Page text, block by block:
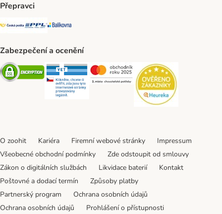
Přepravci
Česká pošta Shipping Method
PPL Shipping Method
Balíkovna Shipping Method
Zabezpečení a ocenění
Security Security Security
O zoohit Kariéra Firemní webové stránky
Impressum
Všeobecné obchodní podmínky
Zde odstoupit od smlouvy
Zákon o digitálních službách
Likvidace baterií
Kontakt
Poštovné a dodací termín
Způsoby platby
Partnerský program
Ochrana osobních údajů
Ochrana osobních údajů
Prohlášení o přístupnosti